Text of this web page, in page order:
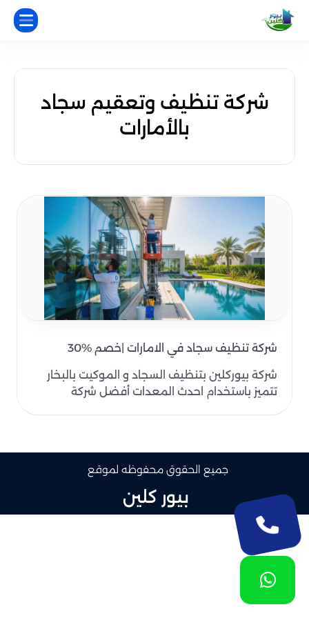
شركة تنظيف وتعقيم سجاد
بالأمارات
شركة تنظيف سجاد في الامارات |خصم %30
شركة بيوركلين بتنظيف السجاد و الموكيت بالبخار
تتميز باستخدام احدث المعدات أفضل شركة
جميع الحقوق محفوظه لموقع
بيور كلين